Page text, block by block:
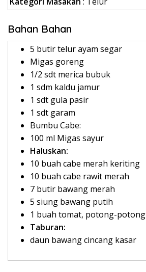
Bahan Bahan
5 butir telur ayam segar
Migas goreng
1/2 sdt merica bubuk
1 sdm kaldu jamur
1 sdt gula pasir
1 sdt garam
Bumbu Cabe:
100 ml Migas sayur
Haluskan:
10 buah cabe merah keriting
10 buah cabe rawit merah
7 butir bawang merah
5 siung bawang putih
1 buah tomat, potong-potong
Taburan:
daun bawang cincang kasar